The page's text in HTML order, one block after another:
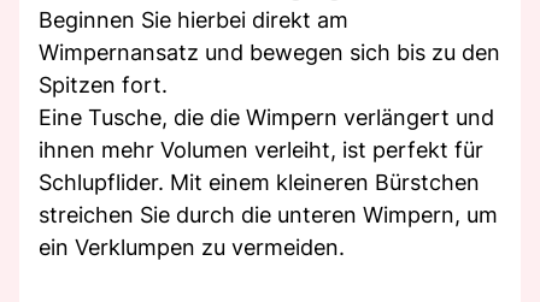
Beginnen Sie hierbei direkt am
Wimpernansatz und bewegen sich bis zu den
Spitzen fort.
Eine Tusche, die die Wimpern verlängert und
ihnen mehr Volumen verleiht, ist perfekt für
Schlupflider. Mit einem kleineren Bürstchen
streichen Sie durch die unteren Wimpern, um
ein Verklumpen zu vermeiden.